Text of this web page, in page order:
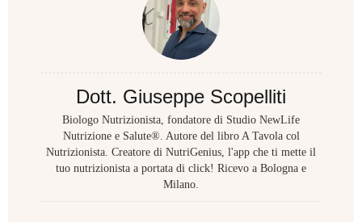
Dott. Giuseppe Scopelliti
Biologo Nutrizionista, fondatore di Studio NewLife
Nutrizione e Salute®. Autore del libro A Tavola col
Nutrizionista. Creatore di NutriGenius, l'app che ti mette il
tuo nutrizionista a portata di click! Ricevo a Bologna e
Milano.